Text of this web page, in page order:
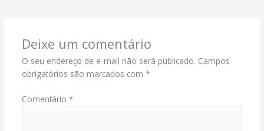
Deixe um comentário
O seu endereço de e-mail não será publicado. Campos
obrigatórios são marcados com *
Comentário *